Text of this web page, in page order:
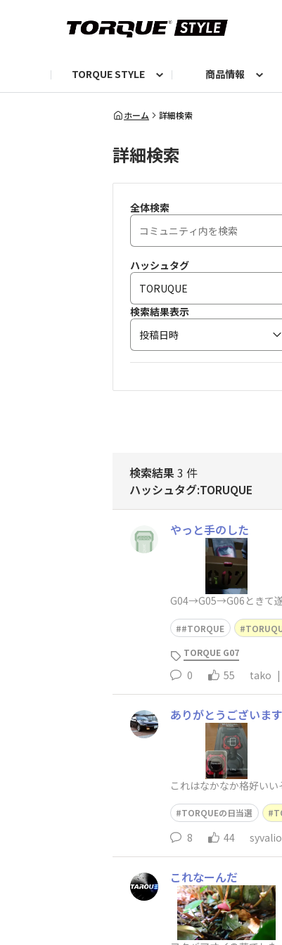
TORQUE STYLE
お知らせ TORQUIZ【投票企画】
商品情報
TORQUEニュース
TORQUEフォト
自己紹介しよう
編集部の日常フォト
ホーム 詳細検索
詳細検索
全体検索
ハッシュタグ
検索結果表示
投稿日時
検索結果3 件
ハッシュタグ:TORUQUE
やっと手のした
G04→G05→G06ときて遂
#TORQUE
TORQUE G07
0 55 tako |
ありがとうございます
これはなかなか格好いい
TORQUEの日当選
8 44
これなーんだ